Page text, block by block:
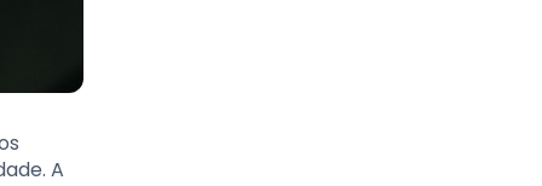
A